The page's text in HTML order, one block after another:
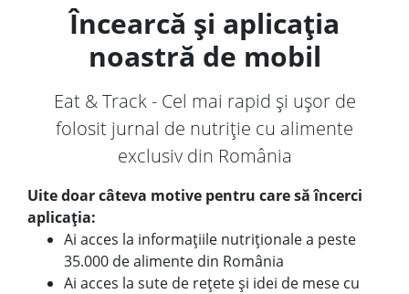
Încearcă și aplicația
noastră de mobil
Eat & Track - Cel mai rapid și ușor de
folosit jurnal de nutriție cu alimente
exclusiv din România
Uite doar câteva motive pentru care să încerci
aplicația:
Ai acces la informațiile nutriționale a peste
35.000 de alimente din România
Ai acces la sute de rețete și idei de mese cu